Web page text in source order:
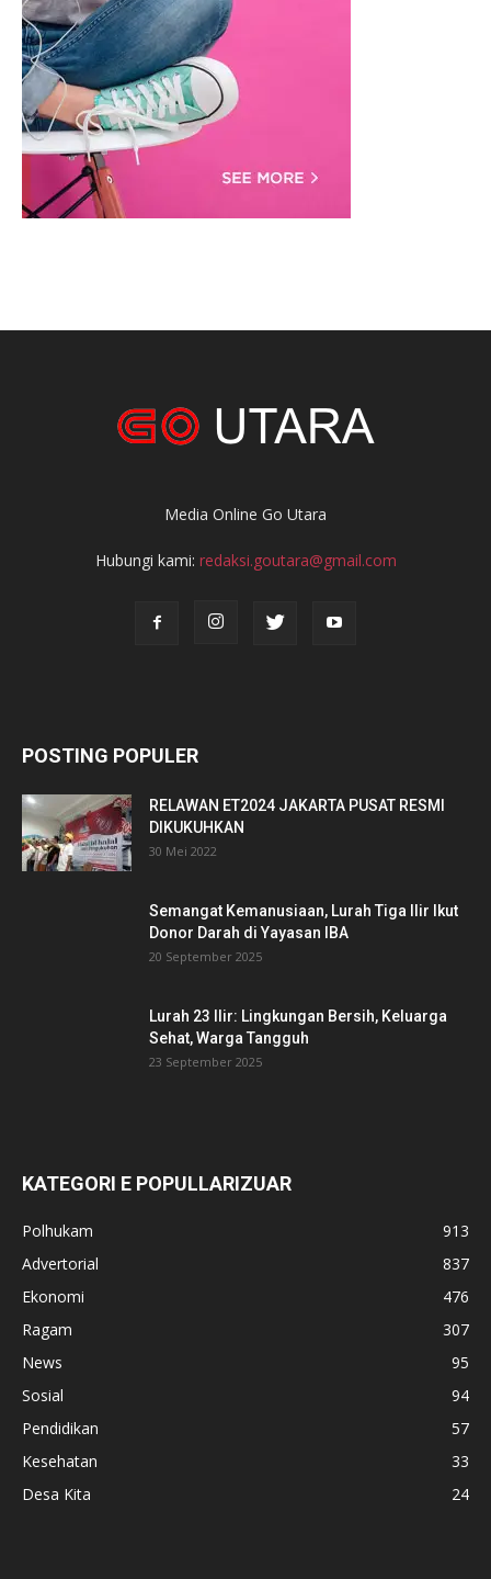
Media Online Go Utara
Hubungi kami: redaksi.goutara@gmail.com
POSTING POPULER
RELAWAN ET2024 JAKARTA PUSAT RESMI
DIKUKUHKAN
30 Mei 2022
Semangat Kemanusiaan, Lurah Tiga Ilir Ikut
Donor Darah di Yayasan IBA
20 September 2025
Lurah 23 Ilir: Lingkungan Bersih, Keluarga
Sehat, Warga Tangguh
23 September 2025
KATEGORI E POPULLARIZUAR
Polhukam
913
Advertorial
837
Ekonomi
476
Ragam
307
News
95
Sosial
94
Pendidikan
57
Kesehatan
33
Desa Kita
24